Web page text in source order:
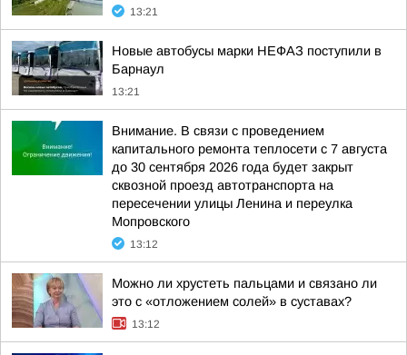
13:21
Новые автобусы марки НЕФАЗ поступили в
Барнаул
13:21
Внимание. В связи с проведением
капитального ремонта теплосети с 7 августа
до 30 сентября 2026 года будет закрыт
сквозной проезд автотранспорта на
пересечении улицы Ленина и переулка
Мопровского
13:12
Можно ли хрустеть пальцами и связано ли
это с «отложением солей» в суставах?
13:12